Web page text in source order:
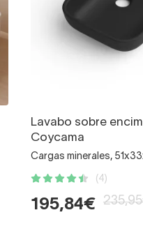
Lavabo sobre
Coycama
Cargas minerales,
(4)
195,84€